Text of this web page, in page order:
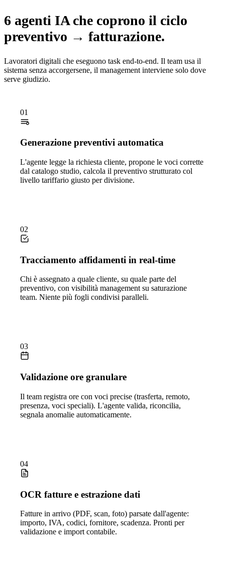
6 agenti IA che coprono il ciclo
preventivo → fatturazione.
Lavoratori digitali che eseguono task end-to-end. Il team usa il
sistema senza accorgersene, il management interviene solo dove
serve giudizio.
01
Generazione preventivi automatica
L'agente legge la richiesta cliente, propone le voci corrette
dal catalogo studio, calcola il preventivo strutturato col
livello tariffario giusto per divisione.
02
Tracciamento affidamenti in real-time
Chi è assegnato a quale cliente, su quale parte del
preventivo, con visibilità management su saturazione
team. Niente più fogli condivisi paralleli.
03
Validazione ore granulare
Il team registra ore con voci precise (trasferta, remoto,
presenza, voci speciali). L'agente valida, riconcilia,
segnala anomalie automaticamente.
04
OCR fatture e estrazione dati
Fatture in arrivo (PDF, scan, foto) parsate dall'agente:
importo, IVA, codici, fornitore, scadenza. Pronti per
validazione e import contabile.